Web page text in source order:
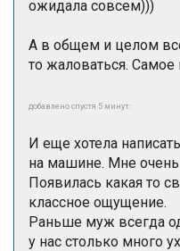
ожидала совсем)))
А в общем и целом
то жаловаться. Самое
добавлено спустя 5 минут:
И еще хотела
на машине. Мне очень
Появилась какая то
классное ощущение.
Раньше муж всегда
у нас столько много